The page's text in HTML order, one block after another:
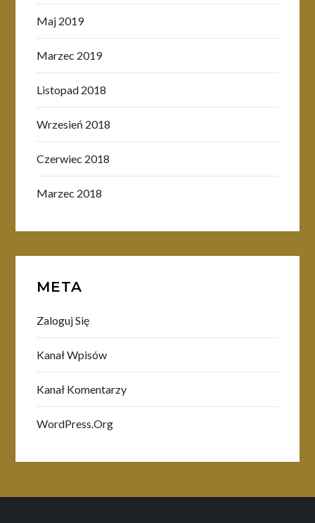
Maj 2019
Marzec 2019
Listopad 2018
Wrzesień 2018
Czerwiec 2018
Marzec 2018
META
Zaloguj Się
Kanał Wpisów
Kanał Komentarzy
WordPress.org